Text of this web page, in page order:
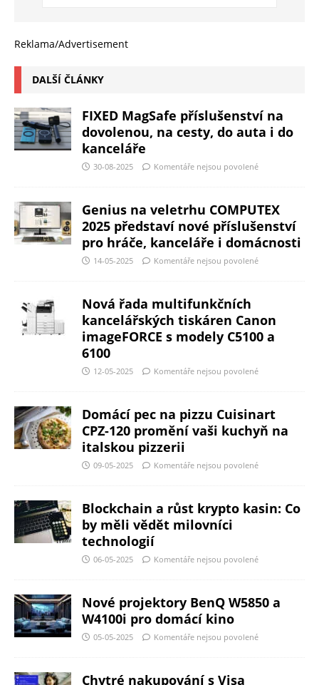
Reklama/Advertisement
DALŠÍ ČLÁNKY
FIXED MagSafe příslušenství na
dovolenou, na cesty, do auta i do
kanceláře
30-08-2025 Komentáře nejsou povolené
Genius na veletrhu COMPUTEX
2025 představí nové příslušenství
pro hráče, kanceláře i domácnosti
14-05-2025 Komentáře nejsou povolené
Nová řada multifunkčních
kancelářských tiskáren Canon
imageFORCE s modely C5100 a
6100
12-05-2025 Komentáře nejsou povolené
Domácí pec na pizzu Cuisinart
CPZ-120 promění vaši kuchyň na
italskou pizzerii
09-05-2025 Komentáře nejsou povolené
Blockchain a růst krypto kasin: Co
by měli vědět milovníci
technologií
06-05-2025 Komentáře nejsou povolené
Nové projektory BenQ W5850 a
W4100i pro domácí kino
05-05-2025 Komentáře nejsou povolené
Chytré nakupování s Visa